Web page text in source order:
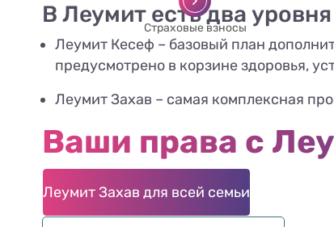
Страховые взносы
В Леумит есть два
Леумит Кесеф – базовый план
предусмотрено в корзине здоровья,
Леумит Захав – самая комплексная
Ваши права с
Леумит Захав для всей семьи